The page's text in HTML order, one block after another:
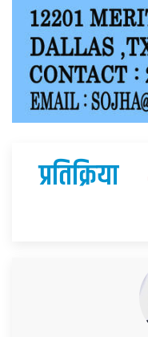
प्रतिक्रिया